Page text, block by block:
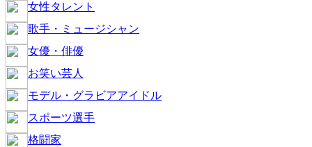
女性タレント
歌手・ミュージシャン
女優・俳優
お笑い芸人
モデル・グラビアアイドル
スポーツ選手
格闘家